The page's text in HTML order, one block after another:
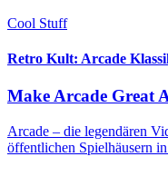
Cool Stuff
Retro Kult: Arcade
Make Arcade Great
Arcade – die legendären
öffentlichen Spielhäusern